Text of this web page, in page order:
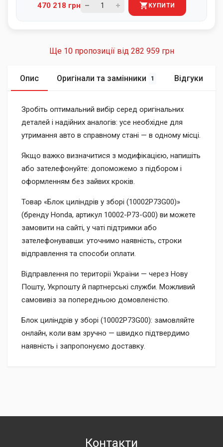
470 218 грн КУПИТИ
Ще 10 пропозиції від 282 959 грн
Опис Оригінали та замінники 1 Відгуки
Зробіть оптимальний вибір серед оригінальних
деталей і надійних аналогів: усе необхідне для
утримання авто в справному стані — в одному місці.
Якщо важко визначитися з модифікацією, напишіть
або зателефонуйте: допоможемо з підбором і
оформленням без зайвих кроків.
Товар «Блок циліндрів у зборі (10002P73G00)»
(бренду Honda, артикул 10002-P73-G00) ви можете
замовити на сайті, у чаті підтримки або
зателефонувавши: уточнимо наявність, строки
відправлення та способи оплати.
Відправлення по території України — через Нову
Пошту, Укрпошту й партнерські служби. Можливий
самовивіз за попередньою домовленістю.
Блок циліндрів у зборі (10002P73G00): замовляйте
онлайн, коли вам зручно — швидко підтвердимо
наявність і запропонуємо доставку.
Контакти